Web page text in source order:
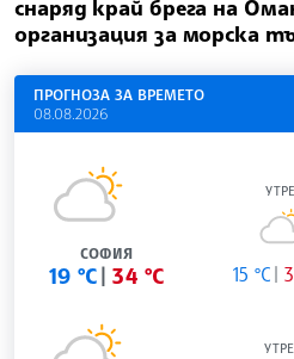
снаряд край брега на
организация за морска
ПРОГНОЗА ЗА ВРЕМЕТО
08.08.2026
СОФИЯ
19 °C 34 °C
УТРЕ
15 °C
УТРЕ